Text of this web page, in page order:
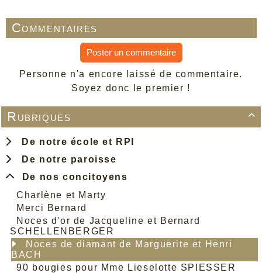

Rubriques
De notre école et RPI
De notre paroisse
De nos concitoyens
Charlène et Marty
Merci Bernard
Noces d'or de Jacqueline et Bernard
SCHELLENBERGER
Noces de diamant de Marguerite et Henri
BACH
90 bougies pour Mme Lieselotte SPIESSER
Commentaires
Poster un commentaire
Personne n'a encore laissé de commentaire.
Soyez donc le premier !